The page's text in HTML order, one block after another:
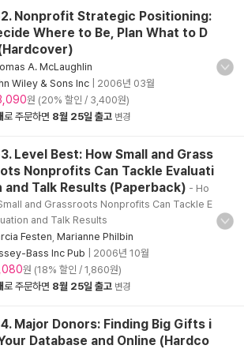
Nonprofit Strategic Positioning:
Where to Be, Plan What to D
A. McLaughlin
Wiley & Sons Inc
2006년 03월
원 (20% 할인 / 3,400원)
로 주문하면 8월 25일 출고 변경
Level Best: How Small and Grass
Nonprofits Can Tackle Evaluati
and Talk Results (Paperback) - Ho
and Grassroots Nonprofits Can Tackle E
and Talk Results
Festen Marianne Philbin
Bass Inc Pub
2006년 10월
원 (18% 할인 / 1,860원)
로 주문하면 8월 25일 출고 변경
Major Donors: Finding Big Gifts i
Database and Online (Hardco